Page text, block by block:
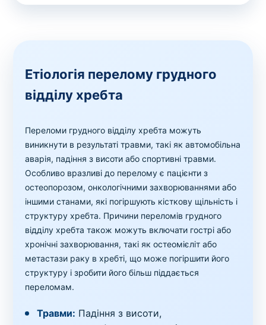
Етіологія перелому грудного
відділу хребта
Переломи грудного відділу хребта можуть
виникнути в результаті травми, такі як автомобільна
аварія, падіння з висоти або спортивні травми.
Особливо вразливі до перелому є пацієнти з
остеопорозом, онкологічними захворюваннями або
іншими станами, які погіршують кісткову щільність і
структуру хребта. Причини переломів грудного
відділу хребта також можуть включати гострі або
хронічні захворювання, такі як остеомієліт або
метастази раку в хребті, що може погіршити його
структуру і зробити його більш піддається
переломам.
Травми: Падіння з висоти,